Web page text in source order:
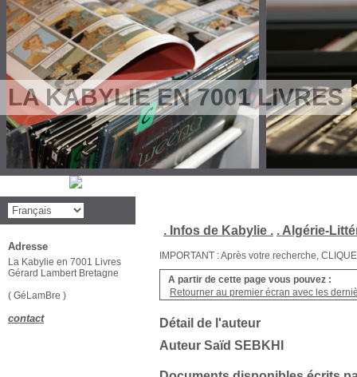
LA KABYLIE EN 7001 LIVRES
. Infos de Kabylie . . Algérie-
IMPORTANT : Après votre recherche,
A partir de cette page vous pouvez :
Retourner au premier écran avec les
Détail de l'auteur
Auteur Saïd SEBKHI
Adresse
La Kabylie en 7001 Livres
Gérard Lambert Bretagne
( GéLamBre )
contact